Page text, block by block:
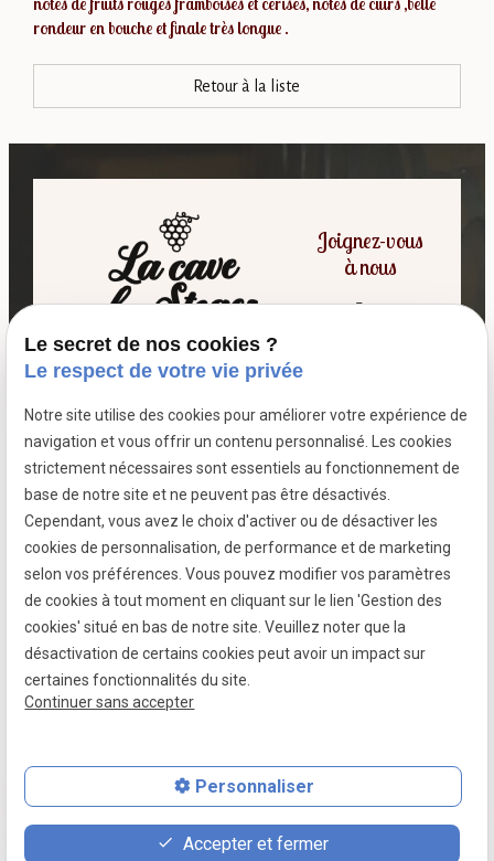
rondeur en bouche et finale très longue .
Retour à la liste
Siret :39799787500026
Joignez-vous
à nous
7 passage fleuri
- 59380 SOCX
Mentions légales
Politique de confidentialité
Gestion des cookies
place contact_page phone
Le secret de nos cookies ?
Le respect de votre vie privée
Notre site utilise des cookies pour améliorer votre expérience de
navigation et vous offrir un contenu personnalisé. Les cookies
strictement nécessaires sont essentiels au fonctionnement de
base de notre site et ne peuvent pas être désactivés.
Cependant, vous avez le choix d'activer ou de désactiver les
cookies de personnalisation, de performance et de marketing
selon vos préférences. Vous pouvez modifier vos paramètres
de cookies à tout moment en cliquant sur le lien 'Gestion des
cookies' situé en bas de notre site. Veuillez noter que la
désactivation de certains cookies peut avoir un impact sur
certaines fonctionnalités du site.
Continuer sans accepter
Personnaliser
Accepter et fermer